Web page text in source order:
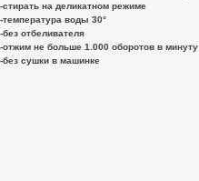
-стирать на деликатном режиме
-температура воды 30°
-без отбеливателя
-отжим не больше 1.000 оборотов в минуту
-без сушки в машинке